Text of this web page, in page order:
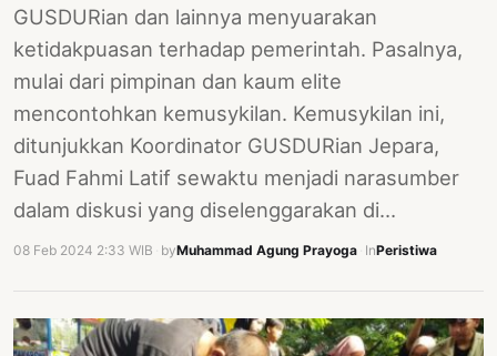
GUSDURian dan lainnya menyuarakan
ketidakpuasan terhadap pemerintah. Pasalnya,
mulai dari pimpinan dan kaum elite
mencontohkan kemusykilan. Kemusykilan ini,
ditunjukkan Koordinator GUSDURian Jepara,
Fuad Fahmi Latif sewaktu menjadi narasumber
dalam diskusi yang diselenggarakan di…
08 Feb 2024 2:33 WIB byMuhammad Agung Prayoga InPeristiwa